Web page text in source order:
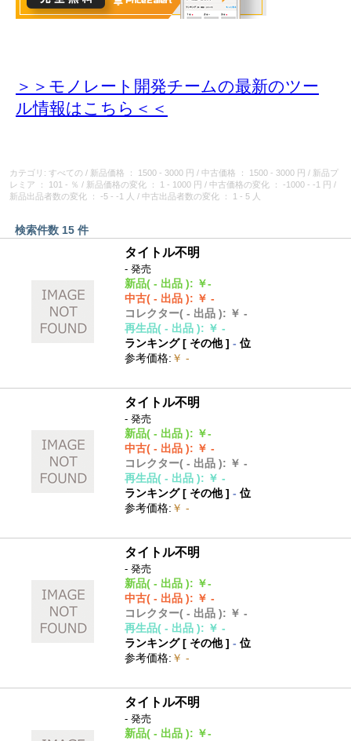
＞＞モノレート開発チームの最新のツー
ル情報はこちら＜＜
カテゴリ: すべての / 新品価格 ： 1500 - 3000 円 / 中古価格 ： 1500 - 3000 円 / 新品プ
レミア
： 101 - ％ / 新品価格の変化 ： 1 - 1000 円 / 中古価格の変化 ： -1000 - -1 円
/
新品出品者数の変化
： -5 - -1 人 / 中古出品者数の変化 ： 1 - 5 人
検索件数 15 件
タイトル不明
- 発売
新品( - 出品 ): ￥-
中古( - 出品 ): ￥ -
コレクター( - 出品 ): ￥ -
再生品( - 出品 ): ￥ -
ランキング [ その他]- 位
参考価格: ￥ -
タイトル不明
- 発売
新品( - 出品 ): ￥-
中古( - 出品 ): ￥ -
コレクター( - 出品 ): ￥ -
再生品( - 出品 ): ￥ -
ランキング [ その他]- 位
参考価格: ￥ -
タイトル不明
- 発売
新品( - 出品 ): ￥-
中古( - 出品 ): ￥ -
コレクター( - 出品 ): ￥ -
再生品( - 出品 ): ￥ -
ランキング [ その他]- 位
参考価格: ￥ -
タイトル不明
- 発売
新品( - 出品 ): ￥-